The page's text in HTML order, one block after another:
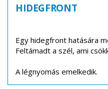
HIDEGFRONT
Egy hidegfront hatására
Feltámadt a szél, ami
A légnyomás emelkedik.